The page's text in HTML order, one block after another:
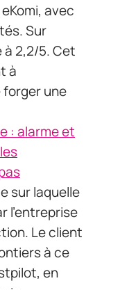
avec
Sur
2,2/5. Cet
à
une
: alarme et
sur laquelle
l’entreprise
Le client
à ce
en